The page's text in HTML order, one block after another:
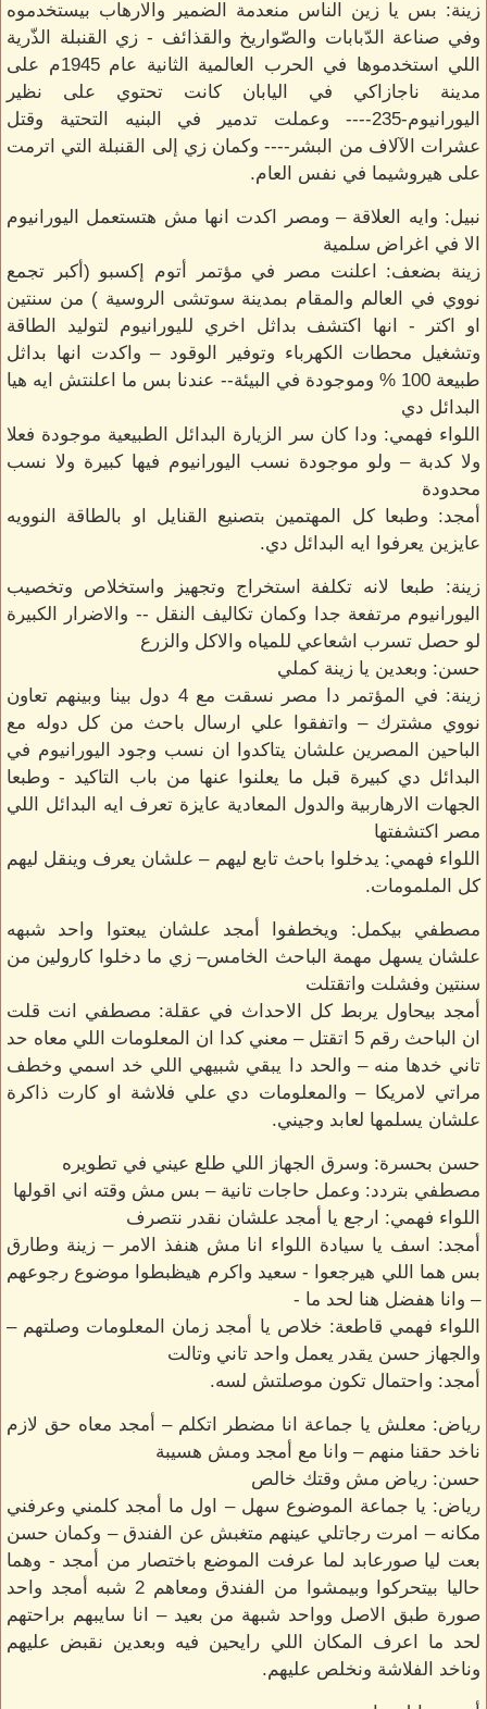
زينة: بس يا زين الناس منعدمة الضمير والارهاب بيستخدموه
وفي صناعة الدّبابات والصّواريخ والقذائف - زي القنبلة الذّرية
اللي استخدموها في الحرب العالمية الثانية عام 1945م على
مدينة ناجازاكي في اليابان كانت تحتوي على نظير
اليورانيوم-235---- وعملت تدمير في البنيه التحتية وقتل
عشرات الآلاف من البشر---- وكمان زي إلى القنبلة التي اترمت
على هيروشيما في نفس العام.
نبيل: وايه العلاقة – ومصر اكدت انها مش هتستعمل اليورانيوم
الا في اغراض سلمية
زينة بضعف: اعلنت مصر في مؤتمر أتوم إكسبو (أكبر تجمع
نووي في العالم والمقام بمدينة سوتشى الروسية ) من سنتين
او اكتر - انها اكتشف بداثل اخري لليورانيوم لتوليد الطاقة
وتشغيل محطات الكهرباء وتوفير الوقود – واكدت انها بداثل
طبيعة 100 % وموجودة في البيئة-- عندنا بس ما اعلنتش ايه هيا
البدائل دي
اللواء فهمي: ودا كان سر الزيارة البدائل الطبيعية موجودة فعلا
ولا كدبة – ولو موجودة نسب اليورانيوم فيها كبيرة ولا نسب
محدودة
أمجد: وطبعا كل المهتمين بتصنيع القنايل او بالطاقة النوويه
عايزين يعرفوا ايه البدائل دي.
زينة: طبعا لانه تكلفة استخراج وتجهيز واستخلاص وتخصيب
اليورانيوم مرتفعة جدا وكمان تكاليف النقل -- والاضرار الكبيرة
لو حصل تسرب اشعاعي للمياه والاكل والزرع
حسن: وبعدين يا زينة كملي
زينة: في المؤتمر دا مصر نسقت مع 4 دول بينا وبينهم تعاون
نووي مشترك – واتفقوا علي ارسال باحث من كل دوله مع
الباحين المصرين علشان يتاكدوا ان نسب وجود اليورانيوم في
البدائل دي كبيرة قبل ما يعلنوا عنها من باب التاكيد - وطبعا
الجهات الارهاربية والدول المعادية عايزة تعرف ايه البدائل اللي
مصر اكتشفتها
اللواء فهمي: يدخلوا باحث تابع ليهم – علشان يعرف وينقل ليهم
كل الملمومات.
مصطفي بيكمل: ويخطفوا أمجد علشان يبعتوا واحد شبهه
علشان يسهل مهمة الباحث الخامس– زي ما دخلوا كارولين من
سنتين وفشلت واتقتلت
أمجد بيحاول يربط كل الاحداث في عقلة: مصطفي انت قلت
ان الباحث رقم 5 اتقتل – معني كدا ان المعلومات اللي معاه حد
تاني خدها منه – والحد دا يبقي شبيهي اللي خد اسمي وخطف
مراتي لامريكا – والمعلومات دي علي فلاشة او كارت ذاكرة
علشان يسلمها لعابد وجيني.
حسن بحسرة: وسرق الجهاز اللي طلع عيني في تطويره
مصطفي بتردد: وعمل حاجات تانية – بس مش وقته اني اقولها
اللواء فهمي: ارجع يا أمجد علشان نقدر نتصرف
أمجد: اسف يا سيادة اللواء انا مش هنفذ الامر – زينة وطارق
بس هما اللي هيرجعوا - سعيد واكرم هيظبطوا موضوع رجوعهم
– وانا هفضل هنا لحد ما -
اللواء فهمي قاطعة: خلاص يا أمجد زمان المعلومات وصلتهم –
والجهاز حسن يقدر يعمل واحد تاني وتالت
أمجد: واحتمال تكون موصلتش لسه.
رياض: معلش يا جماعة انا مضطر اتكلم – أمجد معاه حق لازم
ناخد حقنا منهم – وانا مع أمجد ومش هسيبة
حسن: رياض مش وقتك خالص
رياض: يا جماعة الموضوع سهل – اول ما أمجد كلمني وعرفني
مكانه – امرت رجاتلي عينهم متغبش عن الفندق – وكمان حسن
بعت ليا صورعابد لما عرفت الموضع باختصار من أمجد - وهما
حاليا بيتحركوا وبيمشوا من الفندق ومعاهم 2 شبه أمجد واحد
صورة طبق الاصل وواحد شبهة من بعيد – انا سايبهم براحتهم
لحد ما اعرف المكان اللي رايحين فيه وبعدين نقبض عليهم
وناخد الفلاشة ونخلص عليهم.